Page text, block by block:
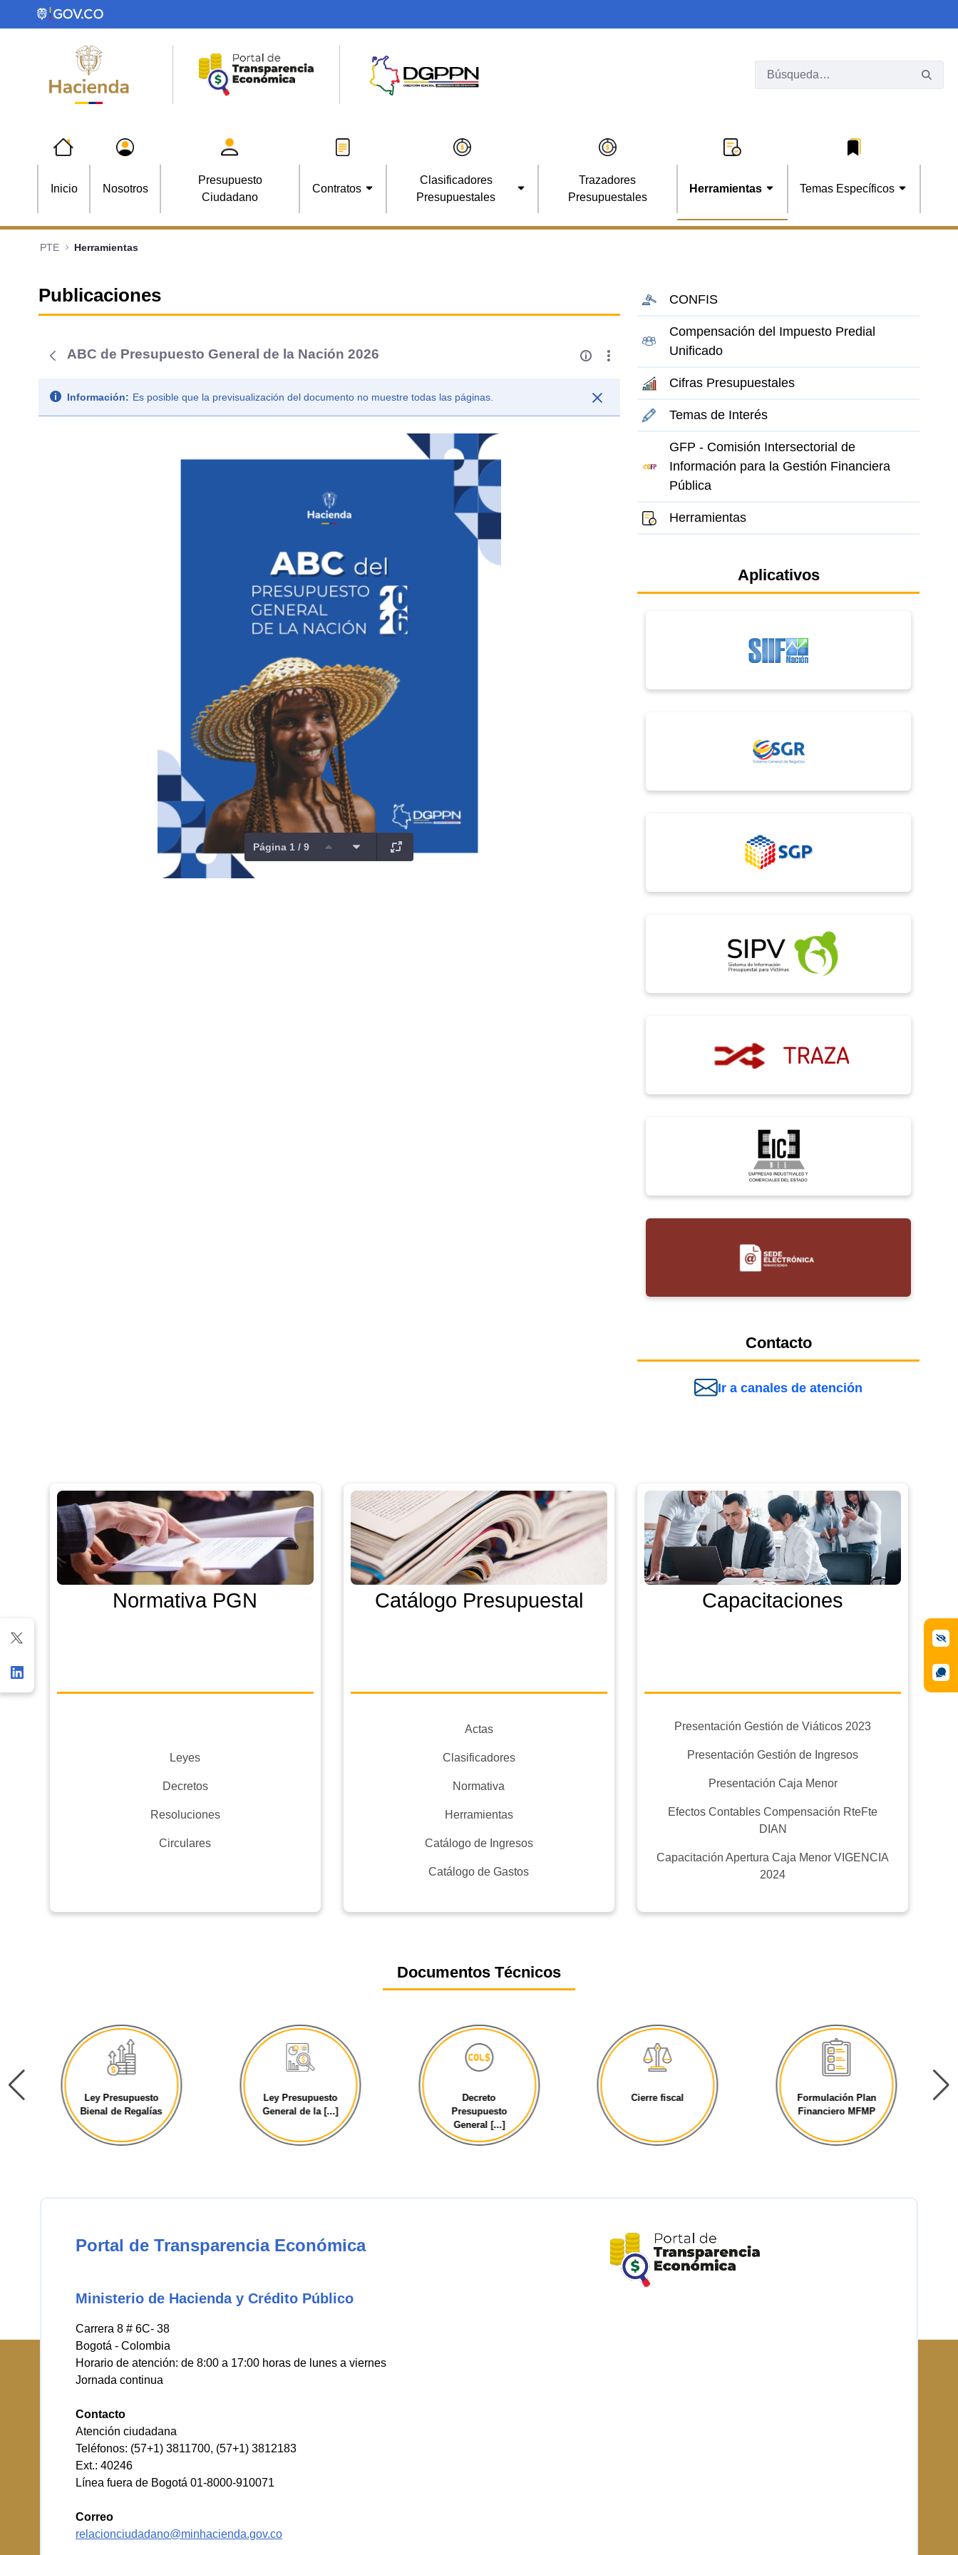
Saltar al contenido principal
Inicio Nosotros
Presupuesto
Ciudadano
Contratos
Clasificadores
Presupuestales
Trazadores
Presupuestales
Herramientas Temas Específicos
PTE Herramientas
Publicaciones
ABC de Presupuesto General de la Nación 2026
Información: Es posible que la previsualización del documento no muestre todas las páginas.
Página 1 / 9
CONFIS
Compensación del Impuesto Predial
Unificado
Cifras Presupuestales
Temas de Interés
GFP - Comisión Intersectorial de
Información para la Gestión Financiera
Pública
Herramientas
Aplicativos
Contacto
Ir a canales de atención
Normativa PGN
Leyes
Decretos
Resoluciones
Circulares
Catálogo Presupuestal
Actas
Clasificadores
Normativa
Herramientas
Catálogo de Ingresos
Catálogo de Gastos
Capacitaciones
Presentación Gestión de Viáticos 2023
Presentación Gestión de Ingresos
Presentación Caja Menor
Efectos Contables Compensación RteFte
DIAN
Capacitación Apertura Caja Menor VIGENCIA
2024
Documentos Técnicos
Ley Presupuesto
Bienal de Regalías
Ley Presupuesto
General de la [...]
Decreto
Presupuesto
General [...]
Cierre fiscal
Formulación Plan
Financiero MFMP
Portal de Transparencia Económica
Ministerio de Hacienda y Crédito Público
Carrera 8 # 6C- 38
Bogotá - Colombia
Horario de atención: de 8:00 a 17:00 horas de lunes a viernes
Jornada continua
Contacto
Atención ciudadana
Teléfonos: (57+1) 3811700, (57+1) 3812183
Ext.: 40246
Línea fuera de Bogotá 01-8000-910071
Correo
relacionciudadano@minhacienda.gov.co